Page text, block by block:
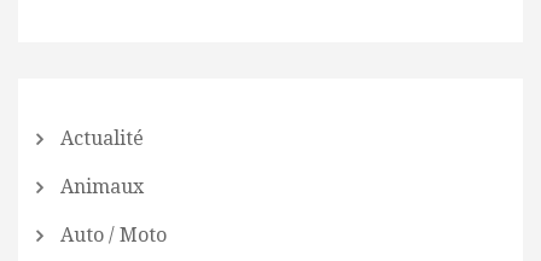
Actualité
Animaux
Auto / Moto